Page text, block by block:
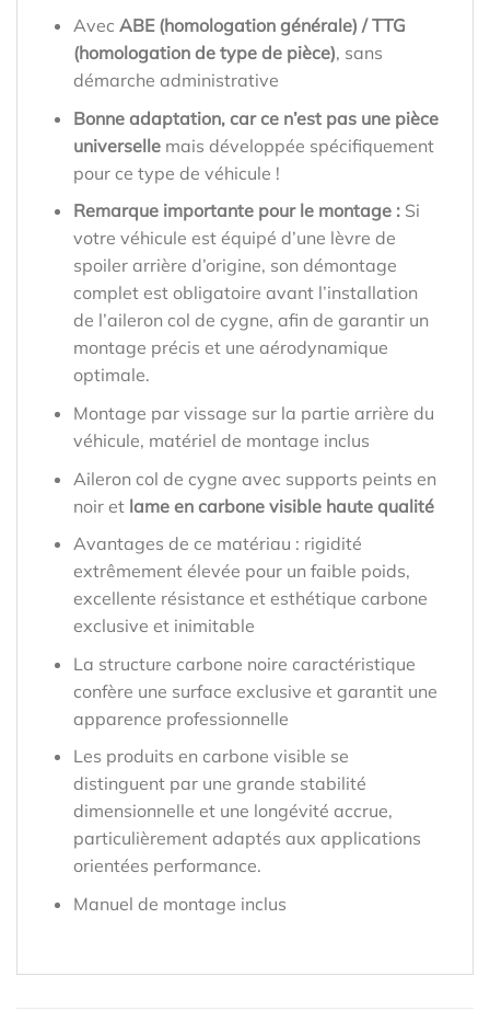
Avec ABE (homologation générale) / TTG
(homologation de type de pièce), sans
démarche administrative
Bonne adaptation, car ce n’est pas une pièce
universellemais développée spécifiquement
pour ce type de véhicule !
Remarque importante pour le montage : Si
votre véhicule est équipé d’une lèvre de
spoiler arrière d’origine, son démontage
complet est obligatoire avant l’installation
de l’aileron col de cygne, afin de garantir un
montage précis et une aérodynamique
optimale.
Montage par vissage sur la partie arrière du
véhicule, matériel de montage inclus
Aileron col de cygne avec supports peints en
noir et lame en carbone visible haute qualité
Avantages de ce matériau : rigidité
extrêmement élevée pour un faible poids,
excellente résistance et esthétique carbone
exclusive et inimitable
La structure carbone noire caractéristique
confère une surface exclusive et garantit une
apparence professionnelle
Les produits en carbone visible se
distinguent par une grande stabilité
dimensionnelle et une longévité accrue,
particulièrement adaptés aux applications
orientées performance.
Manuel de montage inclus